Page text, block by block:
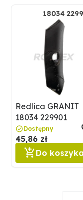
18034
Redlica GRANIT
18034 229901
Dostępny
45,86 zł
Do koszyka